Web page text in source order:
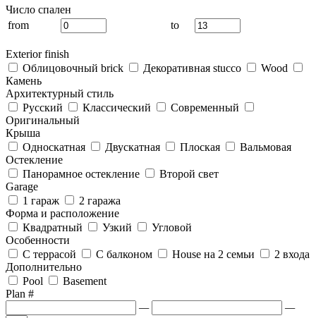
Число спален
from
to
Exterior finish
Облицовочный brick
Декоративная stucco
Wood
Камень
Архитектурный стиль
Русский
Классический
Современный
Оригинальный
Крыша
Односкатная
Двускатная Плоская
Вальмовая
Остекление
Панорамное остекление
Второй свет
Garage
1 гараж
2 гаража
Форма и расположение
Квадратный
Узкий
Угловой
Особенности
С террасой
С балконом House на 2 семьи
2 входа
Дополнительно
Pool
Basement
Plan #
—
—